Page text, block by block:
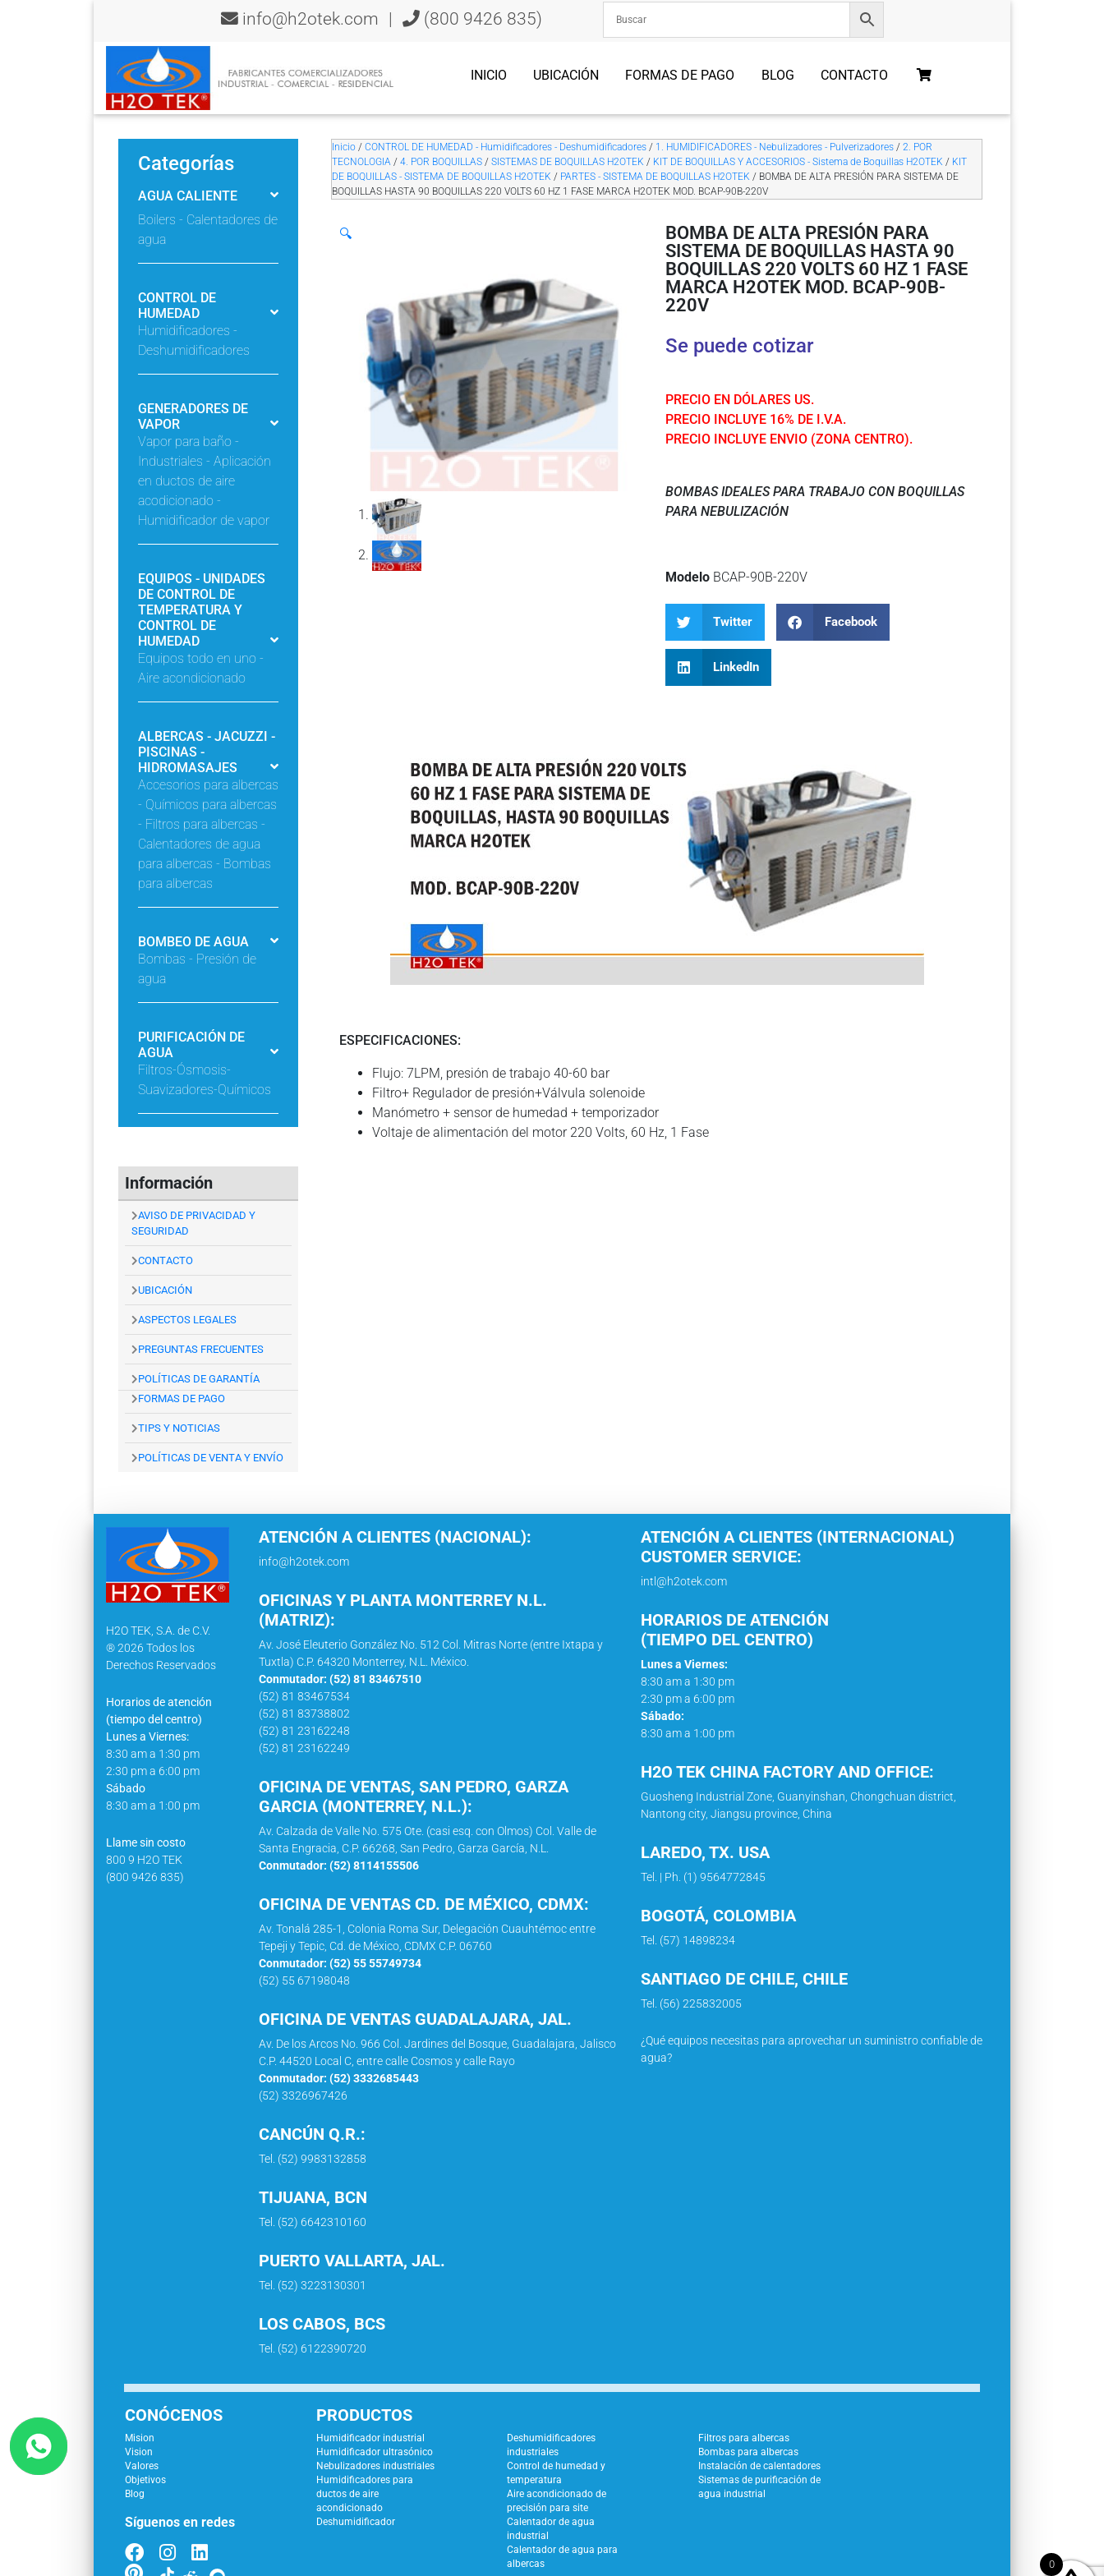
info@h2otek.com | (800 9426 835)
INICIO UBICACIÓN FORMAS DE PAGO BLOG CONTACTO
Categorías
AGUA CALIENTE
Boilers - Calentadores de
agua
CONTROL DE
HUMEDAD
Humidificadores -
Deshumidificadores
GENERADORES DE
VAPOR
Vapor para baño -
Industriales - Aplicación
en ductos de aire
acodicionado -
Humidificador de vapor
EQUIPOS - UNIDADES
DE CONTROL DE
TEMPERATURA Y
CONTROL DE
HUMEDAD
Equipos todo en uno -
Aire acondicionado
ALBERCAS - JACUZZI -
PISCINAS -
HIDROMASAJES
Accesorios para albercas
- Químicos para albercas
- Filtros para albercas -
Calentadores de agua
para albercas - Bombas
para albercas
BOMBEO DE AGUA
Bombas - Presión de
agua
PURIFICACIÓN DE
AGUA
Filtros-Ósmosis-
Suavizadores-Químicos
Información
AVISO DE PRIVACIDAD Y
SEGURIDAD
CONTACTO
UBICACIÓN
ASPECTOS LEGALES
PREGUNTAS FRECUENTES
POLÍTICAS DE GARANTÍA
FORMAS DE PAGO
TIPS Y NOTICIAS
POLÍTICAS DE VENTA Y ENVÍO
Inicio /CONTROL DE HUMEDAD - Humidificadores - Deshumidificadores / 1. HUMIDIFICADORES - Nebulizadores - Pulverizadores /2. POR
TECNOLOGIA /4. POR BOQUILLAS /SISTEMAS DE BOQUILLAS H2OTEK / KIT DE BOQUILLAS Y ACCESORIOS - Sistema de Boquillas H2OTEK / KIT
DE BOQUILLAS - SISTEMA DE BOQUILLAS H2OTEK / PARTES - SISTEMA DE BOQUILLAS H2OTEK / BOMBA DE ALTA PRESIÓN PARA SISTEMA DE
BOQUILLAS HASTA 90 BOQUILLAS 220 VOLTS 60 HZ 1 FASE MARCA H2OTEK MOD. BCAP-90B-220V
🔍
BOMBA DE ALTA PRESIÓN PARA
SISTEMA DE BOQUILLAS HASTA 90
BOQUILLAS 220 VOLTS 60 HZ 1 FASE
MARCA H2OTEK MOD. BCAP-90B-
220V
Se puede cotizar
PRECIO EN DÓLARES US.
PRECIO INCLUYE 16% DE I.V.A.
PRECIO INCLUYE ENVIO (ZONA CENTRO).
BOMBAS IDEALES PARA TRABAJO CON BOQUILLAS
PARA NEBULIZACIÓN
Modelo BCAP-90B-220V
Twitter Facebook
LinkedIn
ESPECIFICACIONES:
Flujo: 7LPM, presión de trabajo 40-60 bar
Filtro+ Regulador de presión+Válvula solenoide
Manómetro + sensor de humedad + temporizador
Voltaje de alimentación del motor 220 Volts, 60 Hz, 1 Fase
H2O TEK, S.A. de C.V.
® 2026 Todos los
Derechos Reservados
Horarios de atención
(tiempo del centro)
Lunes a Viernes:
8:30 am a 1:30 pm
2:30 pm a 6:00 pm
Sábado
8:30 am a 1:00 pm
Llame sin costo
800 9 H2O TEK
(800 9426 835)
ATENCIÓN A CLIENTES (NACIONAL):
info@h2otek.com
OFICINAS Y PLANTA MONTERREY N.L.
(MATRIZ):
Av. José Eleuterio González No. 512 Col. Mitras Norte (entre Ixtapa y
Tuxtla) C.P. 64320 Monterrey, N.L. México.
Conmutador: (52) 81 83467510
(52) 81 83467534
(52) 81 83738802
(52) 81 23162248
(52) 81 23162249
OFICINA DE VENTAS, SAN PEDRO, GARZA
GARCIA (MONTERREY, N.L.):
Av. Calzada de Valle No. 575 Ote. (casi esq. con Olmos) Col. Valle de
Santa Engracia, C.P. 66268, San Pedro, Garza García, N.L.
Conmutador: (52) 8114155506
OFICINA DE VENTAS CD. DE MÉXICO, CDMX:
Av. Tonalá 285-1, Colonia Roma Sur, Delegación Cuauhtémoc entre
Tepeji y Tepic, Cd. de México, CDMX C.P. 06760
Conmutador: (52) 55 55749734
(52) 55 67198048
OFICINA DE VENTAS GUADALAJARA, JAL.
Av. De los Arcos No. 966 Col. Jardines del Bosque, Guadalajara, Jalisco
C.P. 44520 Local C, entre calle Cosmos y calle Rayo
Conmutador: (52) 3332685443
(52) 3326967426
CANCÚN Q.R.:
Tel. (52) 9983132858
TIJUANA, BCN
Tel. (52) 6642310160
PUERTO VALLARTA, JAL.
Tel. (52) 3223130301
LOS CABOS, BCS
Tel. (52) 6122390720
ATENCIÓN A CLIENTES (INTERNACIONAL)
CUSTOMER SERVICE:
intl@h2otek.com
HORARIOS DE ATENCIÓN
(TIEMPO DEL CENTRO)
Lunes a Viernes:
8:30 am a 1:30 pm
2:30 pm a 6:00 pm
Sábado:
8:30 am a 1:00 pm
H2O TEK CHINA FACTORY AND OFFICE:
Guosheng Industrial Zone, Guanyinshan, Chongchuan district,
Nantong city, Jiangsu province, China
LAREDO, TX. USA
Tel. | Ph. (1) 9564772845
BOGOTÁ, COLOMBIA
Tel. (57) 14898234
SANTIAGO DE CHILE, CHILE
Tel. (56) 225832005
¿Qué equipos necesitas para aprovechar un suministro confiable de
agua?
CONÓCENOS
Mision
Vision
Valores
Objetivos
Blog
Síguenos en redes
PRODUCTOS
Humidificador industrial
Humidificador ultrasónico
Nebulizadores industriales
Humidificadores para
ductos de aire
acondicionado
Deshumidificador
Deshumidificadores
industriales
Control de humedad y
temperatura
Aire acondicionado de
precisión para site
Calentador de agua
industrial
Calentador de agua para
albercas
Filtros para albercas
Bombas para albercas
Instalación de calentadores
Sistemas de purificación de
agua industrial
0